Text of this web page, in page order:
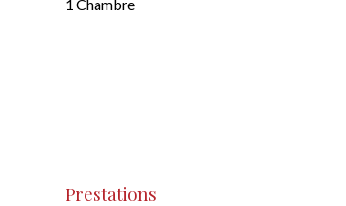
1 Chambre
Prestations